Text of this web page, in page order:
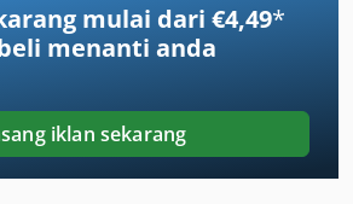
mulai dari €4,49*
menanti anda
iklan sekarang